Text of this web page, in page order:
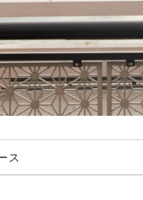
ス